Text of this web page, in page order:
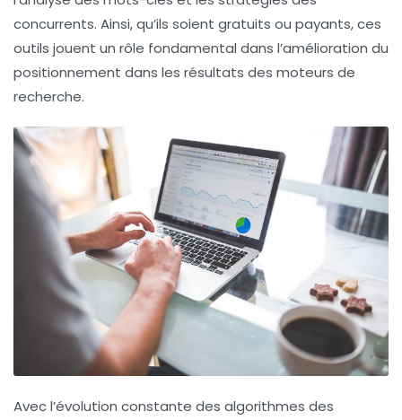
concurrents. Ainsi, qu’ils soient gratuits ou payants, ces
outils jouent un rôle fondamental dans l’amélioration du
positionnement dans les résultats des moteurs de
recherche.
Avec l’évolution constante des algorithmes des